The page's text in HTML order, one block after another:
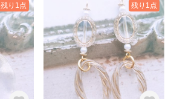
残り1点 残り1点